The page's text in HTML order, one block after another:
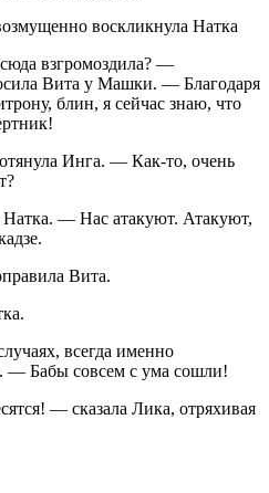
воскликнула Натка
взгромоздила? —
Вита у Машки. — Благодаря
блин, я сейчас знаю, что
Инга. — Как-то, очень
— Нас атакуют. Атакуют,
Вита.
всегда именно
— Бабы совсем с ума сошли!
— сказала Лика, отряхивая